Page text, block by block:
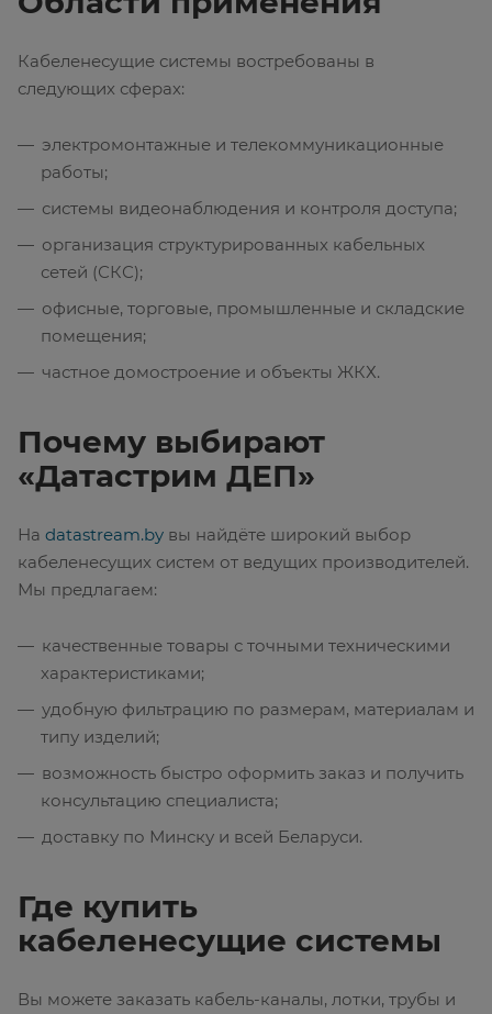
Кабеленесущие системы востребованы в
следующих сферах:
электромонтажные и телекоммуникационные
работы;
системы видеонаблюдения и контроля доступа;
организация структурированных кабельных
сетей (СКС);
офисные, торговые, промышленные и складские
помещения;
частное домостроение и объекты ЖКХ.
Почему выбирают
«Датастрим ДЕП»
На datastream.by вы найдёте широкий выбор
кабеленесущих систем от ведущих производителей.
Мы предлагаем:
качественные товары с точными техническими
характеристиками;
удобную фильтрацию по размерам, материалам и
типу изделий;
возможность быстро оформить заказ и получить
консультацию специалиста;
доставку по Минску и всей Беларуси.
Где купить
кабеленесущие системы
Вы можете заказать кабель-каналы, лотки, трубы и